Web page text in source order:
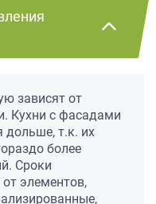
зависят от
Кухни с фасадами
дольше, т.к. их
более
Сроки
элементов,